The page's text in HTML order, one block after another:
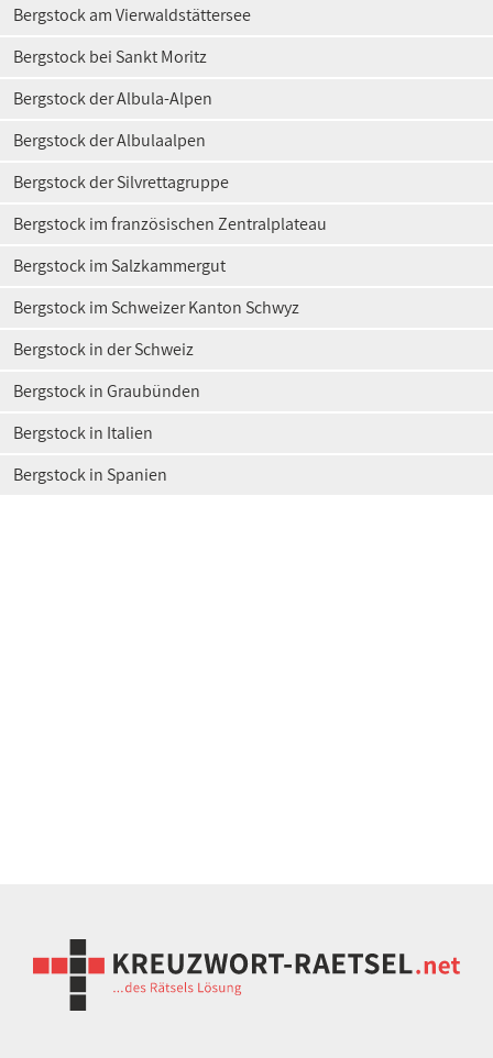
Bergstock am Vierwaldstättersee
Bergstock bei Sankt Moritz
Bergstock der Albula-Alpen
Bergstock der Albulaalpen
Bergstock der Silvrettagruppe
Bergstock im französischen Zentralplateau
Bergstock im Salzkammergut
Bergstock im Schweizer Kanton Schwyz
Bergstock in der Schweiz
Bergstock in Graubünden
Bergstock in Italien
Bergstock in Spanien